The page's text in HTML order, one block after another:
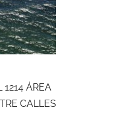
ÁREA
CALLES